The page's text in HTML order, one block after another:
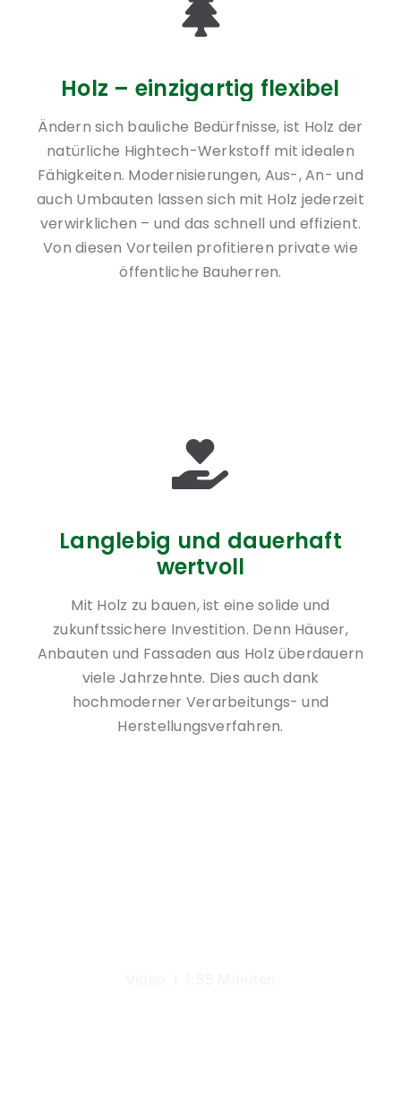
Holz – einzigartig flexibel
Ändern sich bauliche Bedürfnisse, ist Holz der
natürliche Hightech-Werkstoff mit idealen
Fähigkeiten. Modernisierungen, Aus-, An- und
auch Umbauten lassen sich mit Holz jederzeit
verwirklichen – und das schnell und effizient.
Von diesen Vorteilen profitieren private wie
öffentliche Bauherren.
Langlebig und dauerhaft
wertvoll
Mit Holz zu bauen, ist eine solide und
zukunftssichere Investition. Denn Häuser,
Anbauten und Fassaden aus Holz überdauern
viele Jahrzehnte. Dies auch dank
hochmoderner Verarbeitungs- und
Herstellungsverfahren.